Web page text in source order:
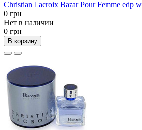
Christian Lacroix Bazar Pour Femme edp w
0 грн
Нет в наличии
0 грн
В корзину